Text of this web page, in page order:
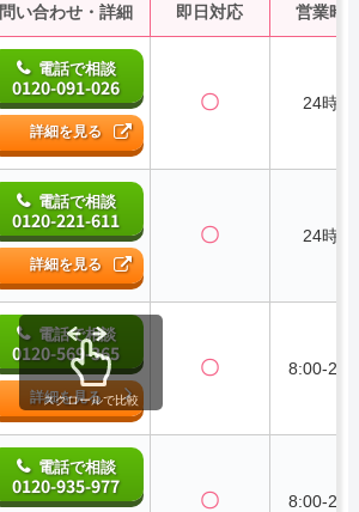
問い合わせ・詳細 即日対応 営業時
電話で相談
0120-091-026
詳細を見る
〇 24時間
電話で相談
0120-221-611
詳細を見る
〇 24時間
電話で相談
0120-569-365
詳細を見る
〇 8:00-
電話で相談
0120-935-977
〇 8:00-
スクロールで比較